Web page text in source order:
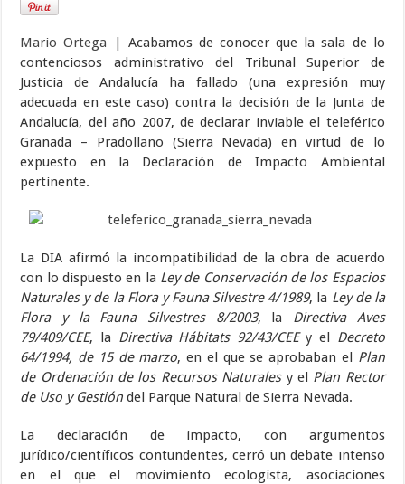
Mario Ortega | Acabamos de conocer que la sala de lo
contenciosos administrativo del Tribunal Superior de
Justicia de Andalucía ha fallado (una expresión muy
adecuada en este caso) contra la decisión de la Junta de
Andalucía, del año 2007, de declarar inviable el teleférico
Granada – Pradollano (Sierra Nevada) en virtud de lo
expuesto en la Declaración de Impacto Ambiental
pertinente.
La DIA afirmó la incompatibilidad de la obra de acuerdo
con lo dispuesto en la Ley de Conservación de los Espacios
Naturales y de la Flora y Fauna Silvestre 4/1989, la Ley de la
Flora y la Fauna Silvestres 8/2003, la Directiva Aves
79/409/CEE, la Directiva Hábitats 92/43/CEEy el Decreto
64/1994, de 15 de marzo, en el que se aprobaban el Plan
de Ordenación de los Recursos Naturalesy el Plan Rector
de Uso y Gestión del Parque Natural de Sierra Nevada.
La declaración de impacto, con argumentos
jurídico/científicos contundentes, cerró un debate intenso
en el que el movimiento ecologista, asociaciones